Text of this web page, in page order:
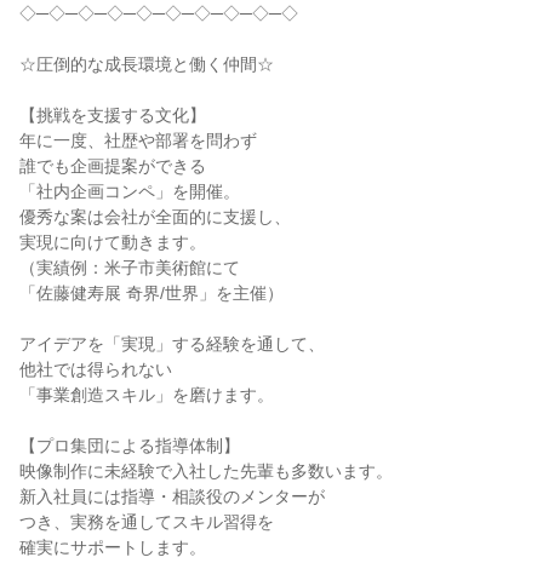
◇─◇─◇─◇─◇─◇─◇─◇─◇─◇
☆圧倒的な成長環境と働く仲間☆
【挑戦を支援する文化】
年に一度、社歴や部署を問わず
誰でも企画提案ができる
「社内企画コンペ」を開催。
優秀な案は会社が全面的に支援し、
実現に向けて動きます。
（実績例：米子市美術館にて
「佐藤健寿展 奇界/世界」を主催）
アイデアを「実現」する経験を通して、
他社では得られない
「事業創造スキル」を磨けます。
【プロ集団による指導体制】
映像制作に未経験で入社した先輩も多数います。
新入社員には指導・相談役のメンターが
つき、実務を通してスキル習得を
確実にサポートします。